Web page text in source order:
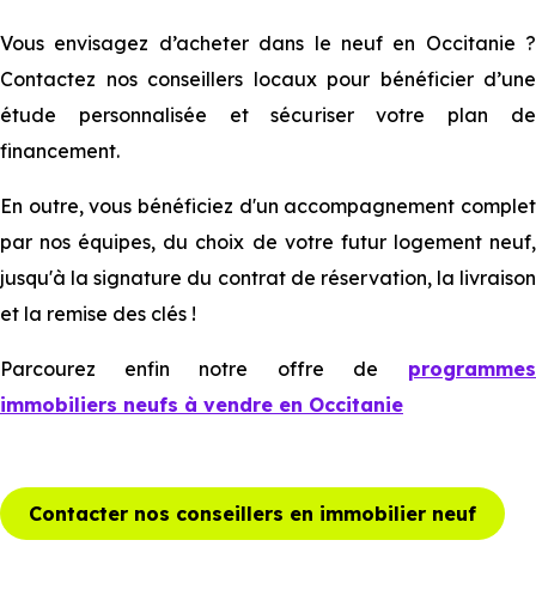
Vous envisagez d’acheter dans le neuf en Occitanie ?
Contactez nos conseillers locaux pour bénéficier d’une
étude personnalisée et sécuriser votre plan de
financement.
En outre, vous bénéficiez d'un accompagnement complet
par nos équipes, du choix de votre futur logement neuf,
jusqu'à la signature du contrat de réservation, la livraison
et la remise des clés !
Parcourez enfin notre offre de
programmes
immobiliers neufs à vendre en Occitanie
Contacter nos conseillers en immobilier neuf